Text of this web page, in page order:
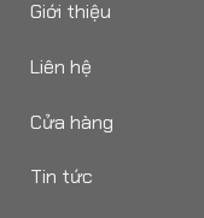
Giới thiệu
Liên hệ
Cửa hàng
Tin tức